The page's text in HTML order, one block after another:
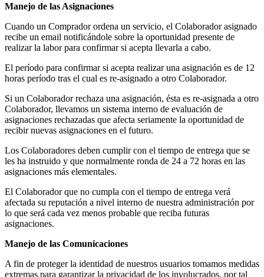
Manejo de las Asignaciones
Cuando un Comprador ordena un servicio, el Colaborador asignado
recibe un email notificándole sobre la oportunidad presente de
realizar la labor para confirmar si acepta llevarla a cabo.
El período para confirmar si acepta realizar una asignación es de 12
horas período tras el cual es re-asignado a otro Colaborador.
Si un Colaborador rechaza una asignación, ésta es re-asignada a otro
Colaborador, llevamos un sistema interno de evaluación de
asignaciones rechazadas que afecta seriamente la oportunidad de
recibir nuevas asignaciones en el futuro.
Los Colaboradores deben cumplir con el tiempo de entrega que se
les ha instruido y que normalmente ronda de 24 a 72 horas en las
asignaciones más elementales.
El Colaborador que no cumpla con el tiempo de entrega verá
afectada su reputación a nivel interno de nuestra administración por
lo que será cada vez menos probable que reciba futuras
asignaciones.
Manejo de las Comunicaciones
A fin de proteger la identidad de nuestros usuarios tomamos medidas
extremas para garantizar la privacidad de los involucrados, por tal